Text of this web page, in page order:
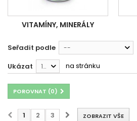
VITAMÍNY, MINERÁLY
Seřadit podle --
Ukázat 12 na stránku
POROVNAT (0)
ZOBRAZIT VŠE
1 2 3